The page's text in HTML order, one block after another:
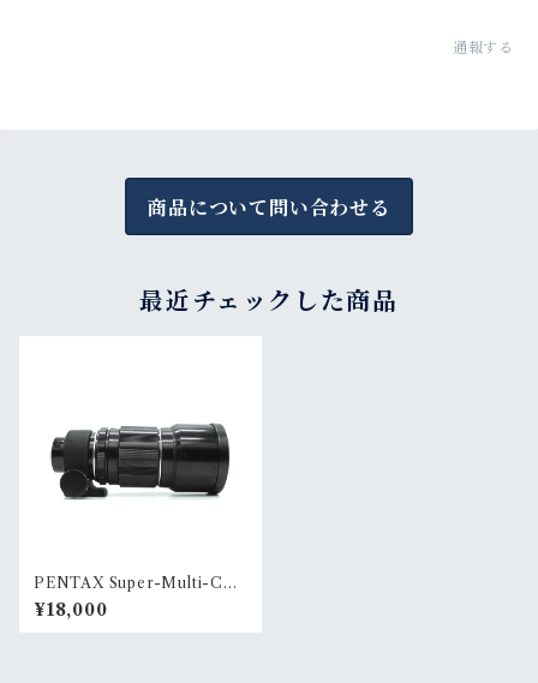
通報する
商品について問い合わせる
最近チェックした商品
PENTAX Super-Multi-Coa
ted TAKUMAR 300mm F4
¥18,000